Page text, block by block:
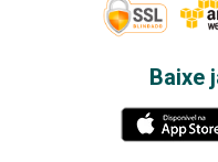
Baixe